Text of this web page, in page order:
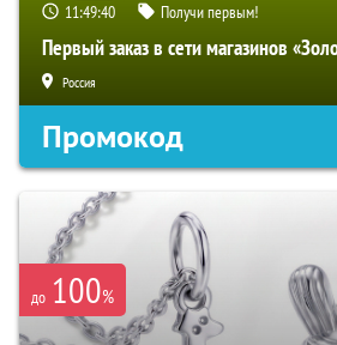
11:49:39 Получи первым!
Первый заказ в сети магазинов
Россия
Промокод
до 100%